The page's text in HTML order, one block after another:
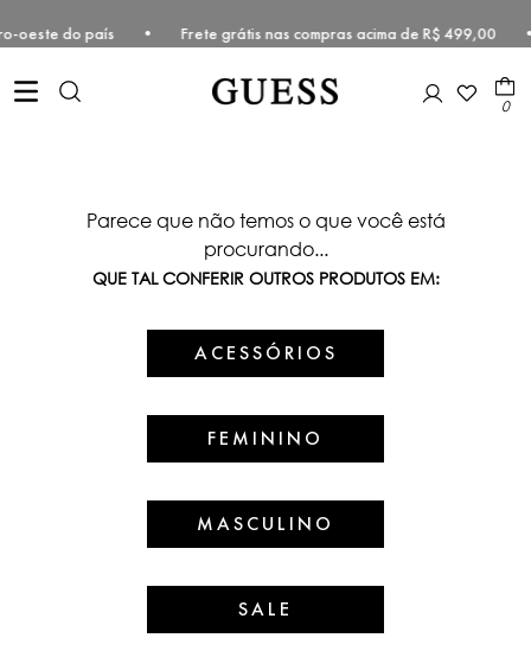
oeste do país • Frete grátis nas compras acima de R$
0
Parece que não temos o que você está
procurando...
QUE TAL CONFERIR OUTROS PRODUTOS EM:
ACESSÓRIOS
FEMININO
MASCULINO
SALE